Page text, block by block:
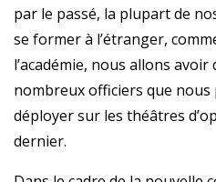
par le passé, la plupart de
se former à l’étranger,
l’académie, nous allons avoir
nombreux officiers que
déployer sur les théâtres
dernier.